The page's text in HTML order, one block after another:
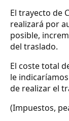
El trayecto de
realizará por
posible,
del traslado.
El coste total
le
de realizar el
(Impuestos,